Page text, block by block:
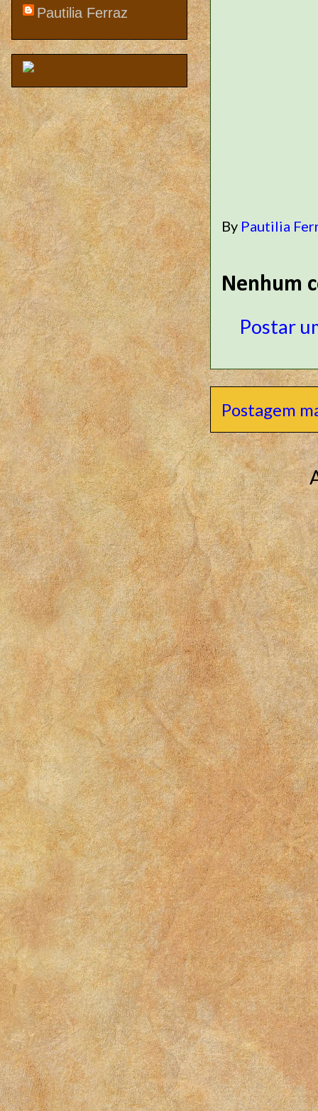
By Pautilia
Nenhum
Postar
Postagem
Pautilia Ferraz